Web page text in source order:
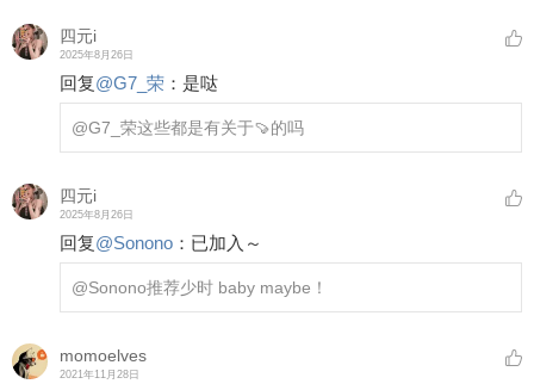
四元i
2025年8月26日
回复@G7_荣 ： 是哒
@G7_荣这些都是有关于🍠的吗
四元i
2025年8月26日
回复@Sonono ： 已加入～
@Sonono推荐少时 baby maybe！
momoelves
2021年11月28日